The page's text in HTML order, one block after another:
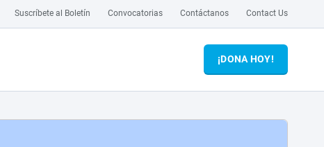
Suscríbete al Boletín Convocatorias Contáctanos Contact Us
¡DONA HOY!